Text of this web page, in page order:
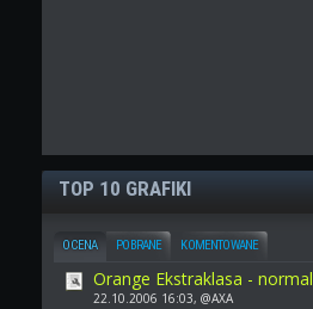
TOP 10 GRAFIKI
OCENA POBRANE KOMENTOWANE
Orange Ekstraklasa - normal
22.10.2006 16:03, @AXA